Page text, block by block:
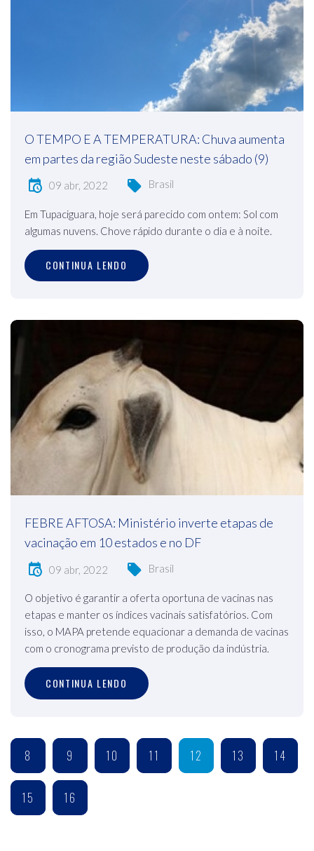
O TEMPO E A TEMPERATURA: Chuva aumenta
em partes da região Sudeste neste sábado (9)
09 abr, 2022 Brasil
Em Tupaciguara, hoje será parecido com ontem: Sol com
algumas nuvens. Chove rápido durante o dia e à noite.
CONTINUA LENDO
FEBRE AFTOSA: Ministério inverte etapas de
vacinação em 10 estados e no DF
09 abr, 2022 Brasil
O objetivo é garantir a oferta oportuna de vacinas nas
etapas e manter os índices vacinais satisfatórios. Com
isso, o MAPA pretende equacionar a demanda de vacinas
com o cronograma previsto de produção da indústria.
CONTINUA LENDO
8 9 10 11 12 13 14
15 16